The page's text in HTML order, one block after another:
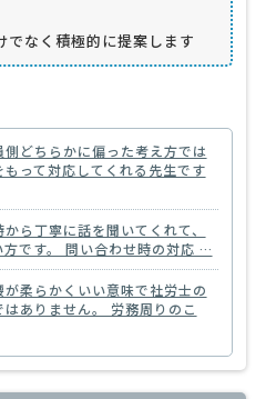
でなく積極的に提案します
どちらかに偏った考え方では
って対応してくれる先生です
ら丁寧に話を聞いてくれて、
方です。 問い合わせ時の対応 …
柔らかくいい意味で社労士の
ありません。 労務周りのこ